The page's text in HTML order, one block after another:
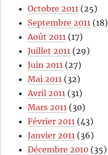
Octobre 2011 (25)
Septembre 2011 (18)
Août 2011 (17)
Juillet 2011 (29)
Juin 2011 (27)
Mai 2011 (32)
Avril 2011 (31)
Mars 2011 (30)
Février 2011 (43)
Janvier 2011 (36)
Décembre 2010 (35)